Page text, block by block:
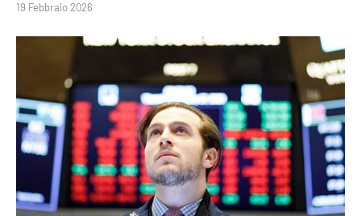
19 Febbraio 2026